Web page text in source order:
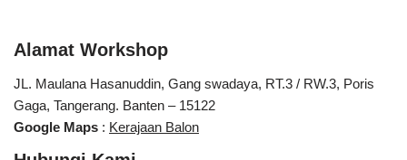
Alamat Workshop
JL. Maulana Hasanuddin, Gang swadaya, RT.3 / RW.3, Poris
Gaga, Tangerang. Banten – 15122
Google Maps : Kerajaan Balon